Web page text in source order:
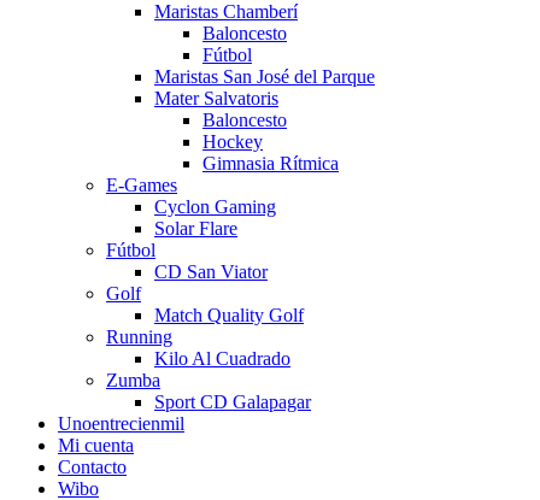
Maristas Chamberí
Baloncesto
Fútbol
Maristas San José del Parque
Mater Salvatoris
Baloncesto
Hockey
Gimnasia Rítmica
E-Games
Cyclon Gaming
Solar Flare
Fútbol
CD San Viator
Golf
Match Quality Golf
Running
Kilo Al Cuadrado
Zumba
Sport CD Galapagar
Unoentrecienmil
Mi cuenta
Contacto
Wibo